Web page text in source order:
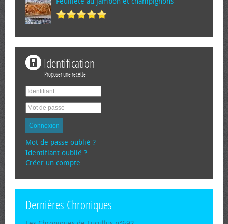
Identification
Proposer une recette
Connexion
Mot de passe oublié ?
Identifiant oublié ?
Créer un compte
Dernières Chroniques